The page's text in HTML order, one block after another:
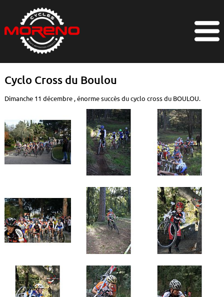
Cyclo Cross du Boulou
Dimanche 11 décembre , énorme succès du cyclo cross du BOULOU.